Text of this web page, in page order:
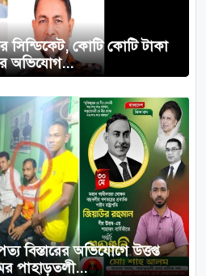
সিন্ডিকেট, কোটি কোটি টাকা
অভিযোগ...
বিস্তারের অভিযোগে উত্তপ্ত
পাহাড়তলী...